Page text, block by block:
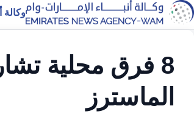
وكالة
8 فرق محلية
الماسترز